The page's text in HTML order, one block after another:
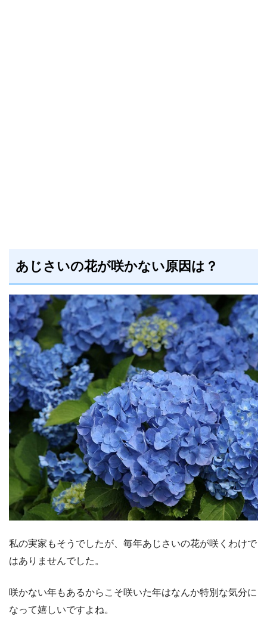
あじさいの花が咲かない原因は？
私の実家もそうでしたが、毎年あじさいの花が咲くわけで
はありませんでした。
咲かない年もあるからこそ咲いた年はなんか特別な気分に
なって嬉しいですよね。